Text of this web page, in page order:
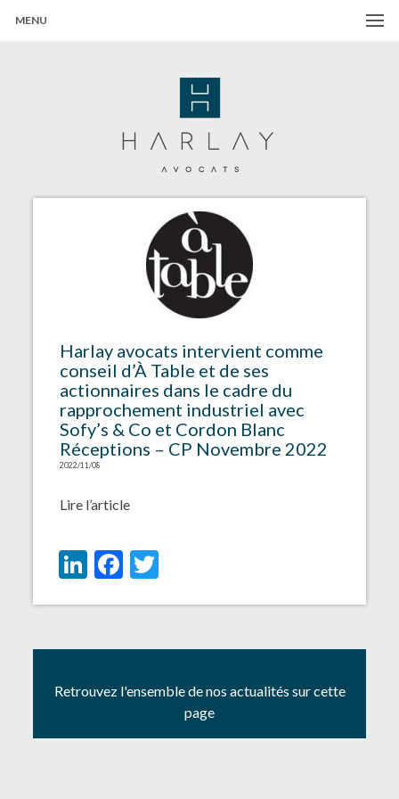
MENU
Harlay avocats intervient comme
conseil d’À Table et de ses
actionnaires dans le cadre du
rapprochement industriel avec
Sofy’s & Co et Cordon Blanc
Réceptions – CP Novembre 2022
2022/11/08
Lire l’article
LinkedIn
Facebook
Twitter
Retrouvez l'ensemble de nos actualités sur cette
page